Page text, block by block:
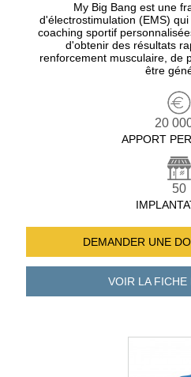
My Big Bang est une
d'électrostimulation (EMS)
coaching sportif
d'obtenir des résultats
renforcement musculaire, de
être
20
APPORT
50
DEMANDER UNE
VOIR LA FICHE